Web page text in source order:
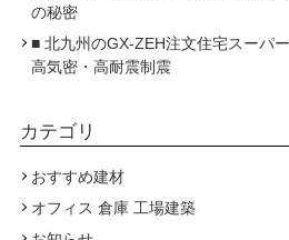
の秘密
■ 北九州のGX-ZEH注文住宅スーパ
高気密・高耐震制震
カテゴリ
おすすめ建材
オフィス 倉庫 工場建築